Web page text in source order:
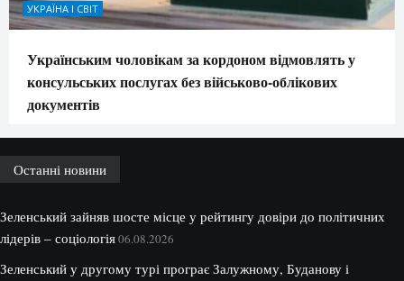
УКРАЇНА І СВІТ
Українським чоловікам за кордоном відмовлять у
консульських послугах без військово-облікових
документів
Останні новини
Зеленський зайняв шосте місце у рейтингу довіри до політичних
лідерів – соціологія06.08.2026
Зеленський у другому турі програє Залужному, Буданову і